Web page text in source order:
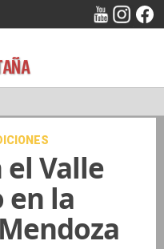
el Valle
en la